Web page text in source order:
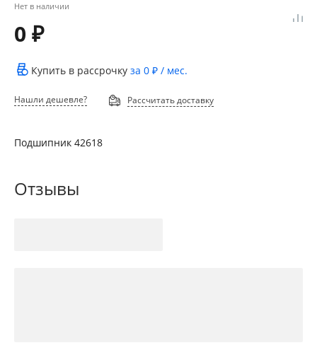
Нет в наличии
0 ₽
Купить в рассрочку за 0 ₽ / мес.
Нашли дешевле? Рассчитать доставку
Подшипник 42618
Отзывы